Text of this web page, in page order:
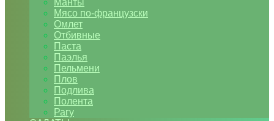
Манты
Мясо по-французски
Омлет
Отбивные
Паста
Паэлья
Пельмени
Плов
Подлива
Полента
Рагу